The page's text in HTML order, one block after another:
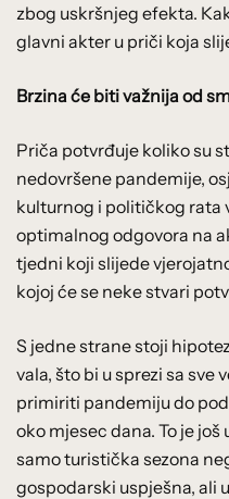
zbog uskršnjeg efekta.
glavni akter u priči koja
Brzina će biti važnija od
Priča potvrđuje koliko su
nedovršene pandemije,
kulturnog i političkog rata
optimalnog odgovora na
tjedni koji slijede
kojoj će se neke stvari
S jedne strane stoji
vala, što bi u sprezi sa
primiriti pandemiju do
oko mjesec dana. To je
samo turistička sezona
gospodarski uspješna, ali